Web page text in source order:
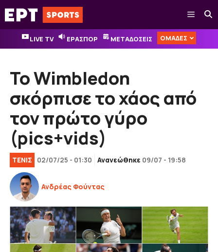
Μετάβαση
σε
περιεχόμενο
Μενού
LIVE TV ΕΡΑΣΠΟΡ ΜΕΤΑΔΟΣΕΙΣ ΟΜΑΔΕΣ
Το Wimbledon
σκόρπισε το χάος από
τον πρώτο γύρο
(pics+vids)
ΤΕΝΙΣ 02/07/25 - 01:30 Ανανεώθηκε 09/07 - 19:58
Ανδρέας Φούντας